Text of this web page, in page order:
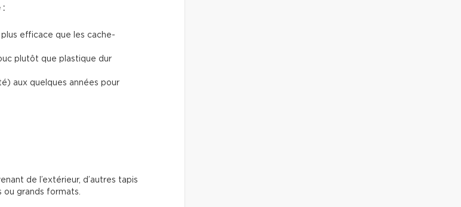
:
efficace que les cache-
plutôt que plastique dur
aux quelques années pour
de l’extérieur, d’autres tapis
grands formats.